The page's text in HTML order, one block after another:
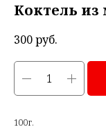
Коктель
300руб.
100г.